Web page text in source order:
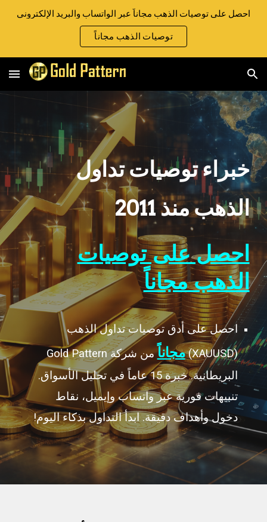
Skip to main content Skip to navigation
احصل على توصيات الذهب مجاناً عبر الواتساب والبريد الإلكتروني
توصيات الذهب مجاناً
خبراء توصيات تداول
الذهب منذ 2011
احصل على توصيات
الذهب مجاناً
احصل على أدق توصيات تداول الذهب
(XAUUSD)
مجاناً
من شركة Gold Pattern
البريطانية. خبرة 15 عاماً في تحليل الأسواق.
تنبيهات فورية عبر واتساب وإيميل، نقاط
دخول وأهداف دقيقة. ابدأ التداول بذكاء اليوم!